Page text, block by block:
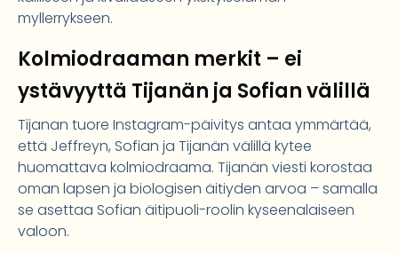
myllerrykseen.
Kolmiodraaman merkit – ei
ystävyyttä Tijanän ja Sofian välillä
Tijanan tuore Instagram-päivitys antaa ymmärtää,
että Jeffreyn, Sofian ja Tijanän välillä kytee
huomattava kolmiodraama. Tijanän viesti korostaa
oman lapsen ja biologisen äitiyden arvoa – samalla
se asettaa Sofian äitipuoli-roolin kyseenalaiseen
valoon.